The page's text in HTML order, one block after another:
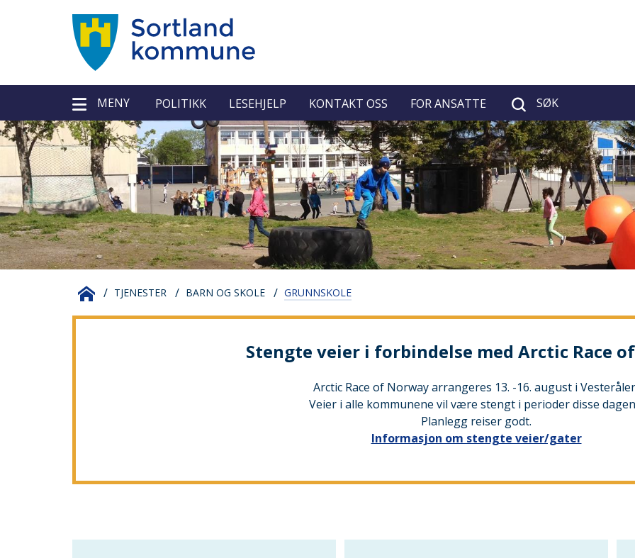
Sortland
kommune
MENY Verktøy
POLITIKK LESEHJELP KONTAKT OSS FOR ANSATTE SØK
Du SORTLAND
TJENESTER BARN OG SKOLE GRUNNSKOLE
Stengte veier i forbindelse med Arctic Race
Arctic Race of Norway arrangeres 13. -16. august i
Veier i alle kommunene vil være stengt i perioder disse
Planlegg reiser godt.
Informasjon om stengte veier/gater